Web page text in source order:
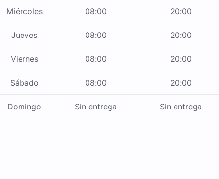
Miércoles 08:00 20:00
Jueves 08:00 20:00
Viernes 08:00 20:00
Sábado 08:00 20:00
Domingo Sin entrega Sin entrega